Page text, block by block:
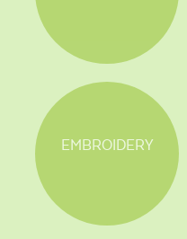
EMBROIDERY